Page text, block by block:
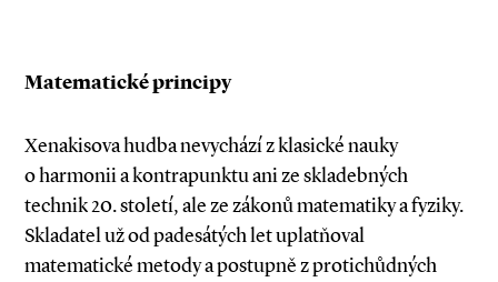
Matematické principy
Xenakisova hudba nevychází z klasické na­­uky
o harmonii a kontrapunktu ani ze skladebných
technik 20. století, ale ze zákonů matematiky a fyziky.
Skladatel už od padesátých let uplatňoval
matematické metody a postupně z protichůdných